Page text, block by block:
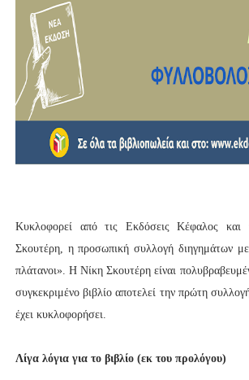
Κυκλοφορεί από τις Εκδόσεις Κέφαλος και
Σκουτέρη, η προσωπική συλλογή διηγημάτων
πλάτανοι». Η Νίκη Σκουτέρη είναι
συγκεκριμένο βιβλίο αποτελεί την πρώτη
έχει κυκλοφορήσει.
Λίγα λόγια για το βιβλίο (εκ του προλόγου)